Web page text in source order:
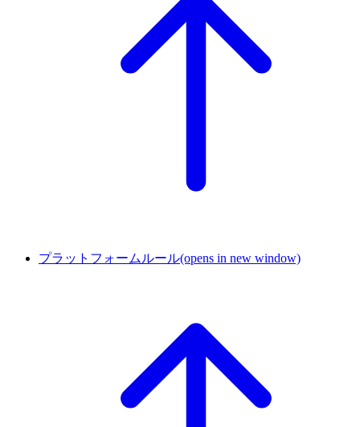
プラットフォームルール(opens in new window)